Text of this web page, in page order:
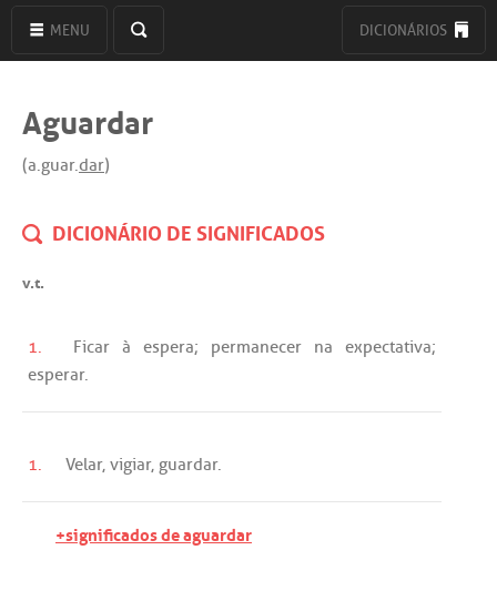
MENU DICIONÁRIOS
Aguardar
(a.guar.dar)
DICIONÁRIO DE SIGNIFICADOS
v.t.
1. Ficar à espera; permanecer na expectativa;
esperar.
1. Velar, vigiar, guardar.
+significados de aguardar